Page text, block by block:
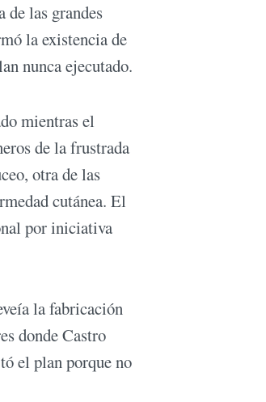
de las grandes
la existencia de
nunca ejecutado.
mientras el
de la frustrada
otra de las
cutánea. El
por iniciativa
la fabricación
donde Castro
el plan porque no